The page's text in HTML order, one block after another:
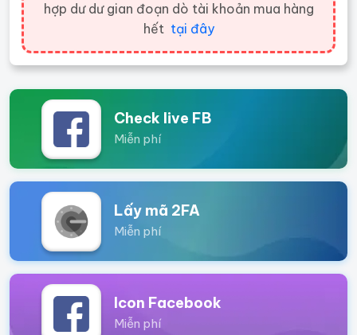
hợp dư dư gian đoạn dò tài khoản mua hàng
hết tại đây
Check live FB
Miễn phí
Lấy mã 2FA
Miễn phí
Icon Facebook
Miễn phí